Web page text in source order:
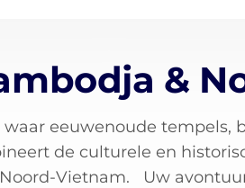
&
eeuwenoude tempels,
de culturele en
Vietnam. Uw